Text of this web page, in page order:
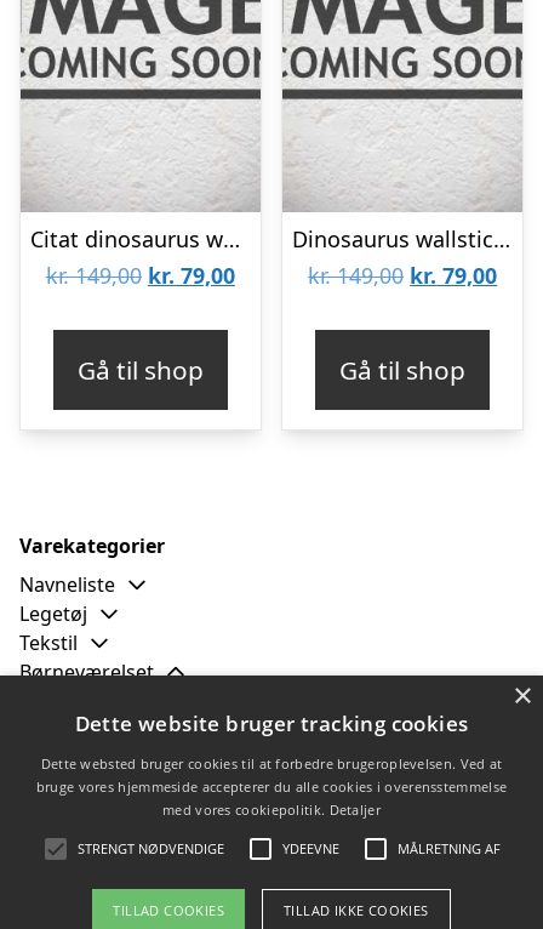
Citat dinosaurus wallsticker. Always be a dinosaur.
kr.149,00 Den
kr. 149,00.
kr. 79,00Den
kr. 79,00.
Gå til shop
Dinosaurus wallsticker. Velociraptor. 39x57cm.
kr.149,00 Den
kr. 149,00.
kr. 79,00Den
kr.
Gå til shop
Varekategorier
Navneliste
Legetøj
Tekstil
Børneværelset
Plakater
Lamper
Wallstickers
Tilbud
×
Dette website bruger tracking cookies
Dette websted bruger cookies til at forbedre brugeroplevelsen. Ved at
bruge vores hjemmeside accepterer du alle cookies i overensstemmelse
med vores cookiepolitik. Detaljer
STRENGT NØDVENDIGE YDEEVNE MÅLRETNING AF
TILLAD COOKIES TILLAD IKKE COOKIES